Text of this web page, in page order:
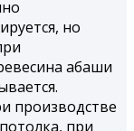
но
абаши
производстве
при